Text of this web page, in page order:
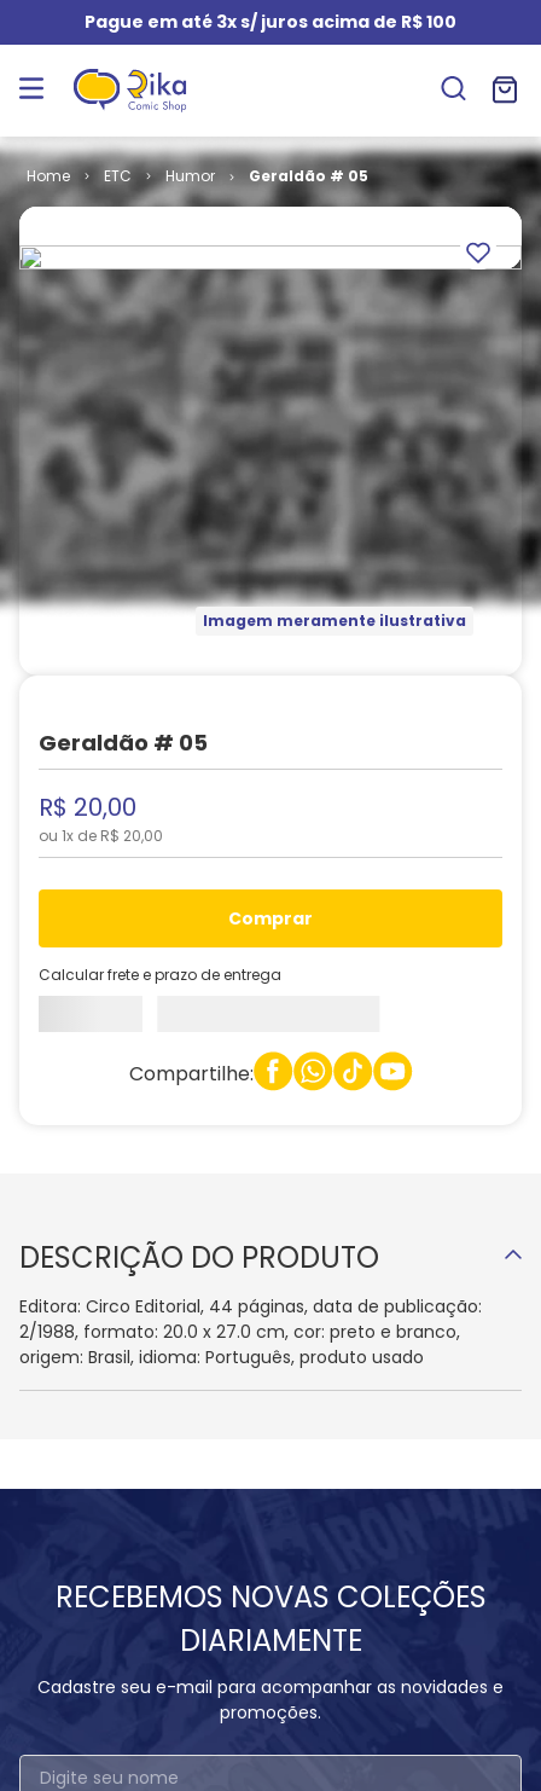
Pague em até 3x s/ juros acima de R$ 100
ETC Humor Geraldão # 05
Imagem meramente ilustrativa
Geraldão # 05
R$ 20,00
ou 1x de R$ 20,00
comprar
Calcular frete e prazo de entrega
Compartilhe:
DESCRIÇÃO DO PRODUTO
Editora: Circo Editorial, 44 páginas, data de publicação:
2/1988, formato: 20.0 x 27.0 cm, cor: preto e branco,
origem: Brasil, idioma: Português, produto usado
RECEBEMOS NOVAS COLEÇÕES
DIARIAMENTE
Cadastre seu e-mail para acompanhar as novidades e
promoções.